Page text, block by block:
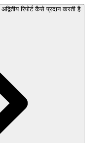
रिपोर्ट कैसे प्रदान करती है